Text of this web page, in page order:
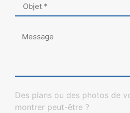
Des plans ou des photos de
montrer peut-être ?